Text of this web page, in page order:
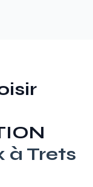
à Trets